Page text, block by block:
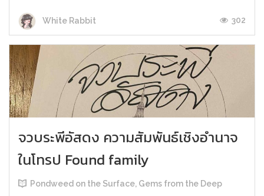
White Rabbit 302
จวบระพีอัสดง ความสัมพันธ์เชิงอำนาจ
ในโทรป Found family
Pondweed on the Surface, Gems from the Deep